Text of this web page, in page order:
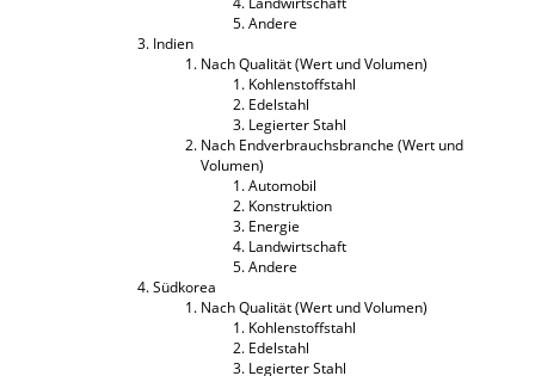
Andere
Indien
Nach Qualität (Wert und Volumen)
Kohlenstoffstahl
Edelstahl
Legierter Stahl
Nach Endverbrauchsbranche (Wert und
Volumen)
Automobil
Konstruktion
Energie
Landwirtschaft
Andere
Südkorea
Nach Qualität (Wert und Volumen)
Kohlenstoffstahl
Edelstahl
Legierter Stahl